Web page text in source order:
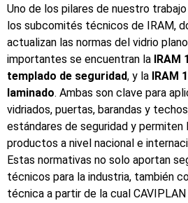
Uno de los pilares de nuestro
los subcomités técnicos de IRAM,
actualizan las normas del vidrio
importantes se encuentran la
templado de seguridad, y la IRAM
laminado. Ambas son clave para
vidriados, puertas, barandas y
estándares de seguridad y
productos a nivel nacional e
Estas normativas no solo aportan
técnicos para la industria, también
técnica a partir de la cual